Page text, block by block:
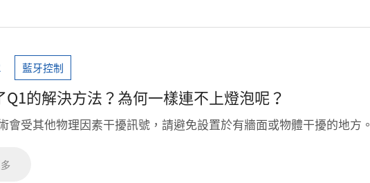
藍牙控制
Q1的解決方法？為何一樣連不上燈泡呢？
會受其他物理因素干擾訊號，請避免設置於有牆面或物體干擾的地方。